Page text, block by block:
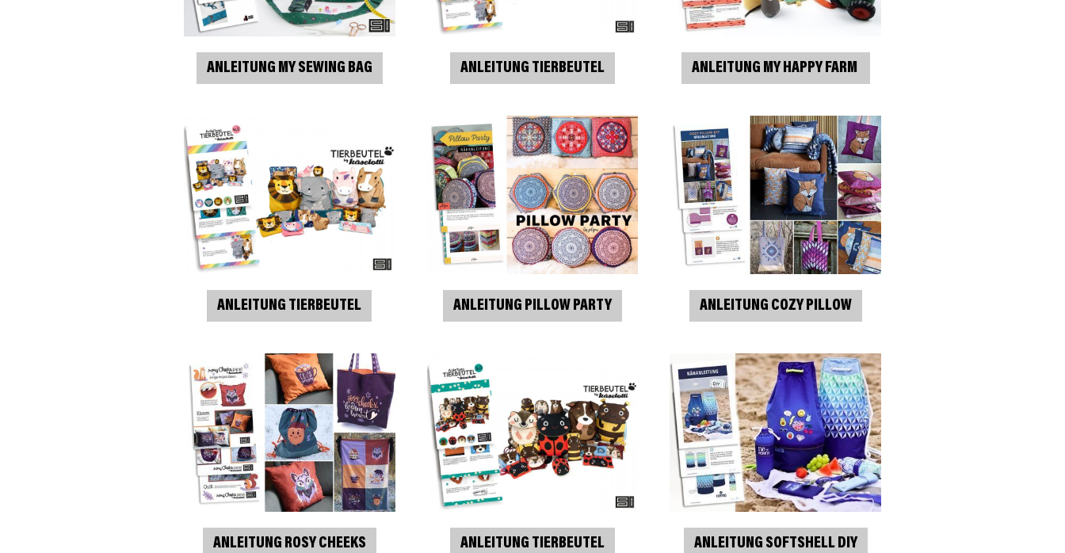
ANLEITUNG MY SEWING BAG ANLEITUNG TIERBEUTEL ANLEITUNG MY HAPPY FARM
ANLEITUNG TIERBEUTEL ANLEITUNG PILLOW PARTY ANLEITUNG COZY PILLOW
ANLEITUNG ROSY CHEEKS ANLEITUNG TIERBEUTEL ANLEITUNG SOFTSHELL DIY